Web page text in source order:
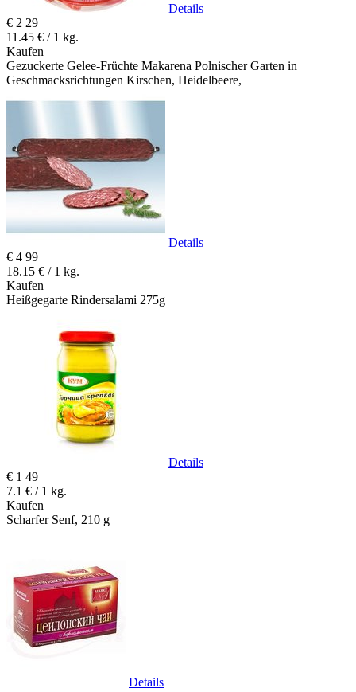
Details
€ 2 29
11.45 € / 1 kg.
Kaufen
Gezuckerte Gelee-Früchte Makarena Polnischer Garten in
Geschmacksrichtungen Kirschen, Heidelbeere,
Details
€ 4 99
18.15 € / 1 kg.
Kaufen
Heißgegarte Rindersalami 275g
Details
€ 1 49
7.1 € / 1 kg.
Kaufen
Scharfer Senf, 210 g
Details